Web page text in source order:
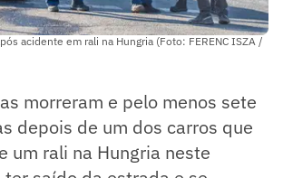
acidente em rali na Hungria (Foto: FERENC ISZA /
morreram e pelo menos sete
depois de um dos carros que
um rali na Hungria neste